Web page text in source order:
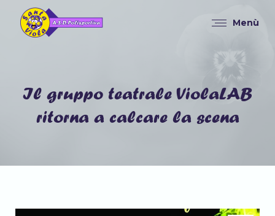
Menù
Il gruppo teatrale ViolaLAB
ritorna a calcare la scena